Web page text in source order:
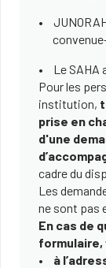
Le SAHA
Pour les
institution,
prise en
d'une
cadre du
Les
ne sont pas
En cas de
formulaire,
à